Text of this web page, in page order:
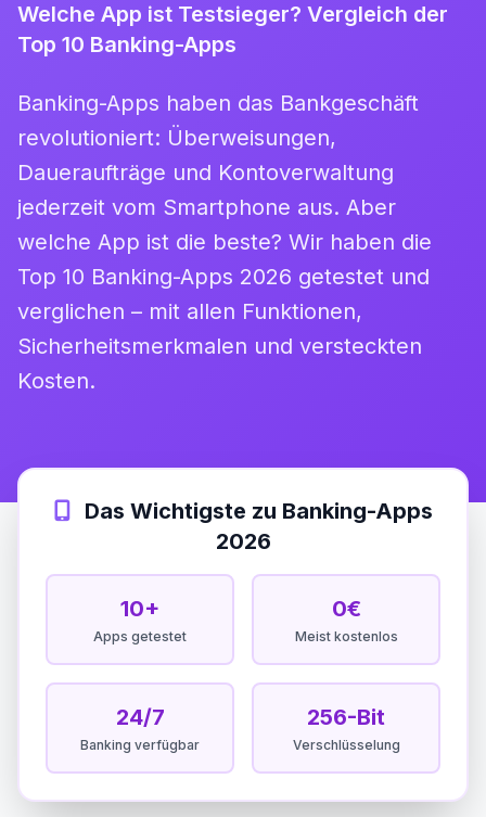
Welche App ist Testsieger? Vergleich der
Top 10 Banking-Apps
Banking-Apps haben das Bankgeschäft
revolutioniert: Überweisungen,
Daueraufträge und Kontoverwaltung
jederzeit vom Smartphone aus. Aber
welche App ist die beste? Wir haben die
Top 10 Banking-Apps 2026 getestet und
verglichen – mit allen Funktionen,
Sicherheitsmerkmalen und versteckten
Kosten.
Das Wichtigste zu Banking-Apps
2026
10+
Apps getestet
0€
Meist kostenlos
24/7
Banking verfügbar
256-Bit
Verschlüsselung